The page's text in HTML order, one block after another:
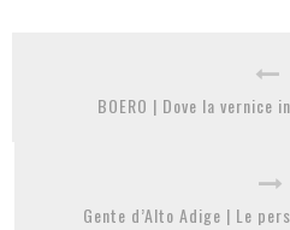
BOERO | Dove la
Gente d’Alto Adige | Le